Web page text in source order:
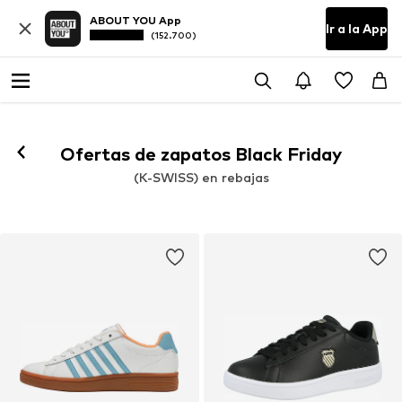
ABOUT YOU App
(152.700) Ir a la App
Ofertas de zapatos Black Friday
(K-SWISS) en rebajas